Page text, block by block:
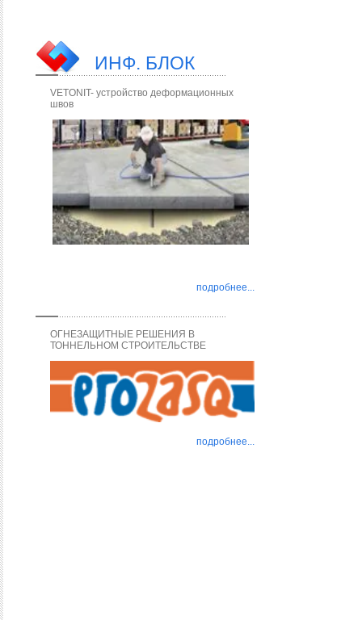
ИНФ. БЛОК
VETONIT- устройство деформационных
швов
подробнее...
ОГНЕЗАЩИТНЫЕ РЕШЕНИЯ В
ТОННЕЛЬНОМ СТРОИТЕЛЬСТВЕ
подробнее...